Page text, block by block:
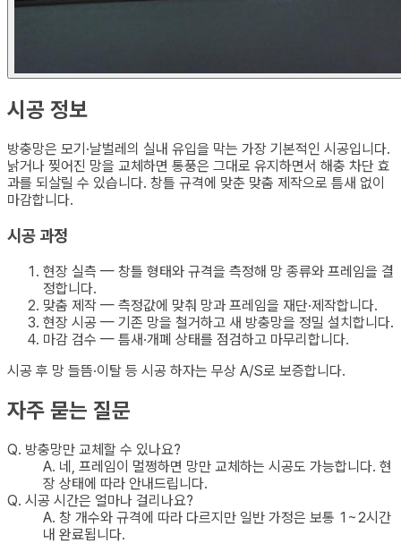
시공 정보
방충망은 모기·날벌레의 실내 유입을 막는 가장 기본적인 시공입니다.
낡거나 찢어진 망을 교체하면 통풍은 그대로 유지하면서 해충 차단 효
과를 되살릴 수 있습니다. 창틀 규격에 맞춘 맞춤 제작으로 틈새 없이
마감합니다.
시공 과정
현장 실측 — 창틀 형태와 규격을 측정해 망 종류와 프레임을 결
정합니다.
맞춤 제작 — 측정값에 맞춰 망과 프레임을 재단·제작합니다.
현장 시공 — 기존 망을 철거하고 새 방충망을 정밀 설치합니다.
마감 검수 — 틈새·개폐 상태를 점검하고 마무리합니다.
시공 후 망 들뜸·이탈 등 시공 하자는 무상 A/S로 보증합니다.
자주 묻는 질문
Q. 방충망만 교체할 수 있나요?
A. 네, 프레임이 멀쩡하면 망만 교체하는 시공도 가능합니다. 현
장 상태에 따라 안내드립니다.
Q. 시공 시간은 얼마나 걸리나요?
A. 창 개수와 규격에 따라 다르지만 일반 가정은 보통 1~2시간
내 완료됩니다.